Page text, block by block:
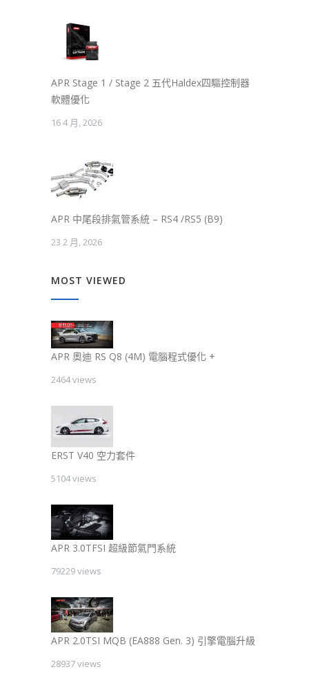
APR Stage 1 / Stage 2 五代Haldex四驅控制器
軟體優化
16 4 月, 2026
APR 中尾段排氣管系統 – RS4 /RS5 (B9)
23 2 月, 2026
MOST VIEWED
APR 奧迪 RS Q8 (4M) 電腦程式優化 +
2464 views
ERST V40 空力套件
5104 views
APR 3.0TFSI 超級節氣門系統
79229 views
APR 2.0TSI MQB (EA888 Gen. 3) 引擎電腦升級
28937 views